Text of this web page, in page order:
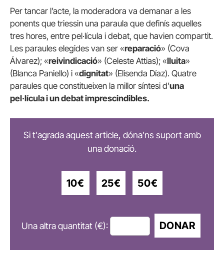
Per tancar l’acte, la moderadora va demanar a les
ponents que triessin una paraula que definís aquelles
tres hores, entre pel·lícula i debat, que havien compartit.
Les paraules elegides van ser «reparació» (Cova
Álvarez); «reivindicació» (Celeste Attias); «lluita»
(Blanca Paniello) i «dignitat» (Elisenda Díaz). Quatre
paraules que constitueixen la millor síntesi d’una
pel·lícula i un debat imprescindibles.
Si t'agrada aquest article, dóna'ns suport amb
una donació.
10€ 25€ 50€
Una altra quantitat (€): DONAR